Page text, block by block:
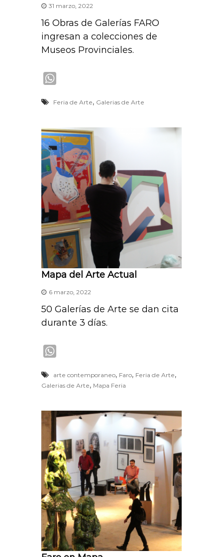
31 marzo, 2022
16 Obras de Galerías FARO
ingresan a colecciones de
Museos Provinciales.
a
s
A
p
p
Feria de Arte, Galerias de Arte
Mapa del Arte Actual
6 marzo, 2022
50 Galerías de Arte se dan cita
durante 3 días.
a
t
A
p
p
arte contemporaneo, Faro, Feria de Arte,
Galerias de Arte, Mapa Feria